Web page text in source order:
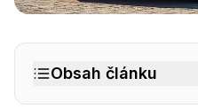
Obsah článku